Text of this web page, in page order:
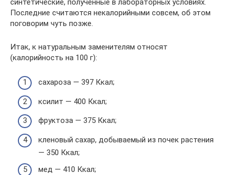
синтетические, полученные в лабораторных условиях.
Последние считаются некалорийными совсем, об этом
поговорим чуть позже.
Итак, к натуральным заменителям относят
(калорийность на 100 г):
сахароза — 397 Ккал;
ксилит — 400 Ккал;
фруктоза — 375 Ккал;
кленовый сахар, добываемый из почек растения
— 350 Ккал;
мед — 410 Ккал;